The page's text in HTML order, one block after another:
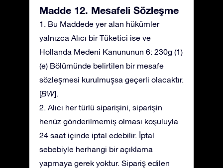
Madde 12. Mesafeli Sözleşme
1. Bu Maddede yer alan hükümler
yalnızca Alıcı bir Tüketici ise ve
Hollanda Medeni Kanununun 6: 230g (1)
(e) Bölümünde belirtilen bir mesafe
sözleşmesi kurulmuşsa geçerli olacaktır.
[BW].
2. Alıcı her türlü siparişini, siparişin
henüz gönderilmemiş olması koşuluyla
24 saat içinde iptal edebilir. İptal
sebebiyle herhangi bir açıklama
yapmaya gerek yoktur. Sipariş edilen